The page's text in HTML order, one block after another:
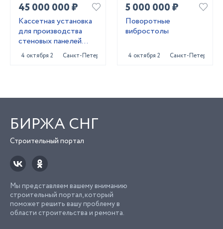
45 000 000 ₽
Кассетная установка
для производства
стеновых панелей
ЖБИ
4 октября 2024Санкт-Петербург
5 000 000 ₽
Поворотные
вибростолы
4 октября 2024Санкт-Петербург
БИРЖА СНГ
Строительный портал
Мы представляем вашему вниманию
строительный портал, который
поможет решить вашу проблему в
области строительства и ремонта.